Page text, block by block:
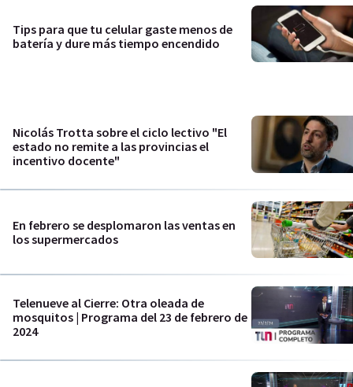
Tips para que tu celular gaste menos de
batería y dure más tiempo encendido
Nicolás Trotta sobre el ciclo lectivo "El
estado no remite a las provincias el
incentivo docente"
En febrero se desplomaron las ventas en
los supermercados
Telenueve al Cierre: Otra oleada de
mosquitos | Programa del 23 de febrero de
2024